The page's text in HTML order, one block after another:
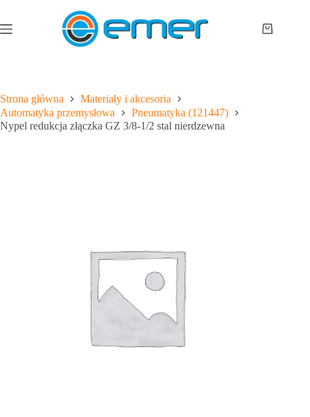
treści
Koszyk
Strona główna
Materiały i akcesoria
Automatyka przemysłowa
Pneumatyka (121447)
Nypel redukcja złączka GZ 3/8-1/2 stal nierdzewna